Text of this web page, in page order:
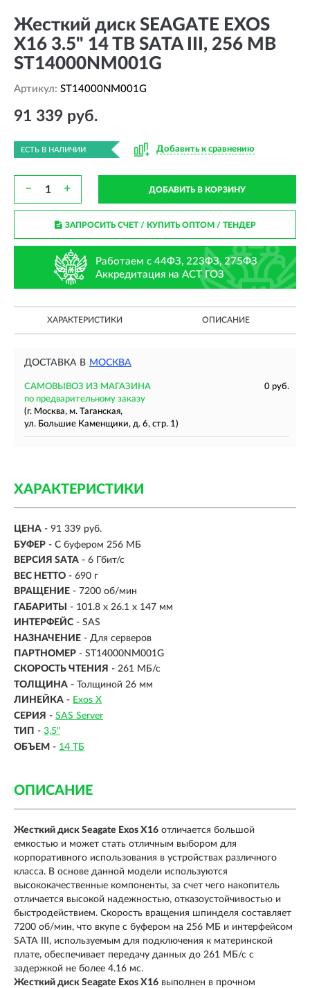
Жесткий диск SEAGATE EXOS
X16 3.5" 14 TB SATA III, 256 MB
ST14000NM001G
Артикул: ST14000NM001G
91 339 руб.
ЕСТЬ В НАЛИЧИИ Добавить к сравнению
− + ДОБАВИТЬ В КОРЗИНУ
ЗАПРОСИТЬ СЧЕТ / КУПИТЬ ОПТОМ/ ТЕНДЕР
Работаем с 44ФЗ, 223ФЗ, 275ФЗ
Аккредитация на АСТ ГОЗ
ХАРАКТЕРИСТИКИ ОПИСАНИЕ
ДОСТАВКА В МОСКВА
САМОВЫВОЗ ИЗ МАГАЗИНА
0 руб.
по предварительному заказу
(г. Москва, м. Таганская,
ул. Большие Каменщики, д. 6, стр. 1)
ХАРАКТЕРИСТИКИ
ЦЕНА - 91 339 руб.
БУФЕР - С буфером 256 МБ
ВЕРСИЯ SATA - 6 Гбит/с
ВЕС НЕТТО - 690 г
ВРАЩЕНИЕ - 7200 об/мин
ГАБАРИТЫ
- 101.8 x 26.1 x 147 мм
ИНТЕРФЕЙС - SAS
НАЗНАЧЕНИЕ - Для серверов
ПАРТНОМЕР - ST14000NM001G
СКОРОСТЬ ЧТЕНИЯ - 261 МБ/с
ТОЛЩИНА - Толщиной 26 мм
ЛИНЕЙКА - Exos X
СЕРИЯ - SAS Server
ТИП - 3,5"
ОБЪЕМ - 14 ТБ
ОПИСАНИЕ
Жесткий диск Seagate Exos X16 отличается большой
емкостью и может стать отличным выбором для
корпоративного использования в устройствах различного
класса. В основе данной модели используются
высококачественные компоненты, за счет чего накопитель
отличается высокой надежностью, отказоустойчивостью и
быстродействием. Скорость вращения шпинделя составляет
7200 об/мин, что вкупе с буфером на 256 МБ и интерфейсом
SATA III, используемым для подключения к материнской
плате, обеспечивает передачу данных до 261 МБ/с с
задержкой не более 4.16 мс.
Жесткий диск Seagate Exos X16 выполнен в прочном